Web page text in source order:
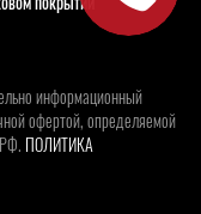
информационный
офертой, определяемой
ПОЛИТИКА